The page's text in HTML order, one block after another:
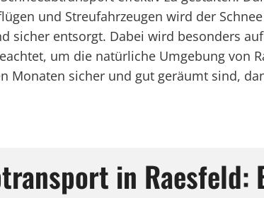
und Streufahrzeugen wird der
sicher entsorgt. Dabei wird besonders
um die natürliche Umgebung von
Monaten sicher und gut geräumt sind,
in